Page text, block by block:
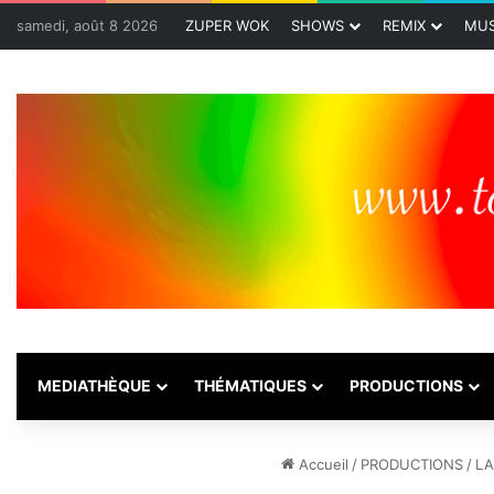
samedi, août 8 2026 ZUPER WOK SHOWS REMIX
MEDIATHÈQUE THÉMATIQUES PRODUCTIONS
Accueil / PRODUCTIONS /